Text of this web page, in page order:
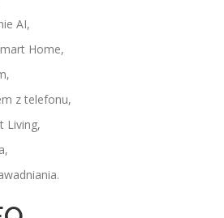
AI,
Home,
z telefonu,
Living,